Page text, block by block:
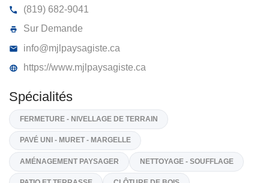
MJL PAYSAGISTE OUTAOUAIS INC
(819) 682-9041
Sur Demande
info@mjlpaysagiste.ca
https://www.mjlpaysagiste.ca